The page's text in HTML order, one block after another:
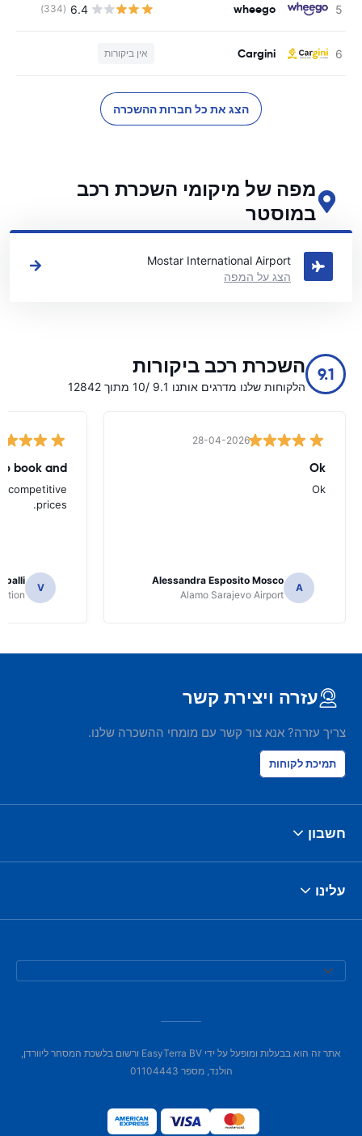
wheego
6.4
(334)
Cargini אין ביקורות
הצג את כל חברות ההשכרה
מפה של מיקומי השכרת רכב
במוסטר
ראה את מיקומי השכרת הרכב העיקריים שלנו במוסטר
Mostar International Airport
הצג על המפה
9.1 השכרת רכב ביקורות
הלקוחות שלנו מדרגים אותנו 9.1 /10 מתוך 12842
28-04-2026
Ok
Ok
A
Alessandra Esposito Mosco
Alamo Sarajevo Airport
book and
competitive
prices.
V
עזרה ויצירת קשר
צריך עזרה? אנא צור קשר עם מומחי ההשכרה שלנו.
תמיכת לקוחות
חשבון
עלינו
אתר זה הוא בבעלות ומופעל על ידי EasyTerra BV ורשום בלשכת המסחר ליוורדן,
הולנד, מספר 01104443